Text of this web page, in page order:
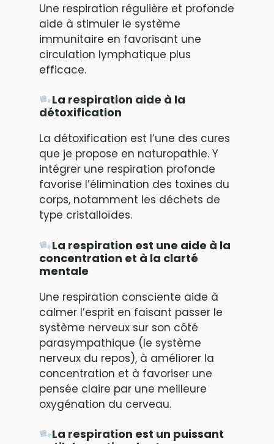
Une respiration régulière et profonde
aide à stimuler le système
immunitaire en favorisant une
circulation lymphatique plus
efficace.
La respiration aide à la
détoxification
La détoxification est l’une des cures
que je propose en naturopathie. Y
intégrer une respiration profonde
favorise l’élimination des toxines du
corps, notamment les déchets de
type cristalloïdes.
La respiration est une aide à la
concentration et à la clarté
mentale
Une respiration consciente aide à
calmer l’esprit en faisant passer le
système nerveux sur son côté
parasympathique (le système
nerveux du repos), à améliorer la
concentration et à favoriser une
pensée claire par une meilleure
oxygénation du cerveau.
La respiration est un puissant